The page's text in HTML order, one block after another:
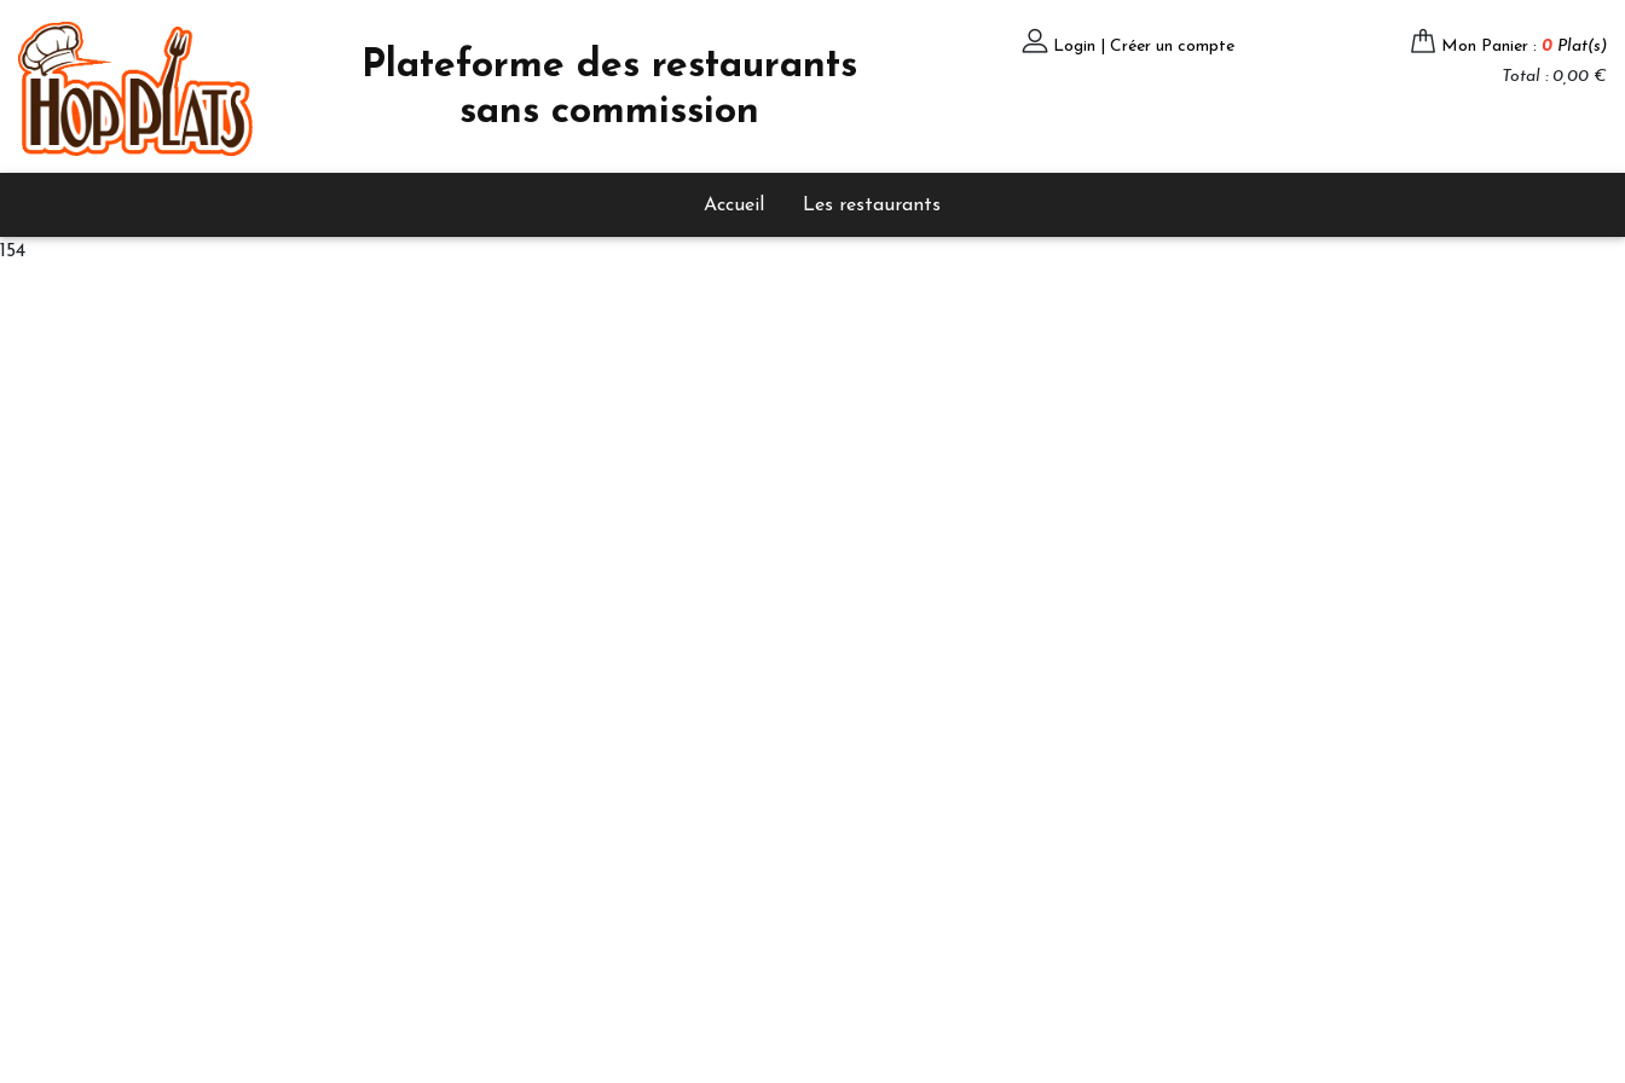
Plateforme des restaurants
sans commission
Login | Créer un compte Mon Panier : 0 Plat(s)
Total : 0,00 €
Accueil Les restaurants
154